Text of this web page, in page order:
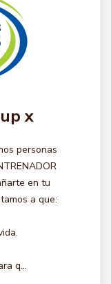
x
personas
en tu
a que:
q...